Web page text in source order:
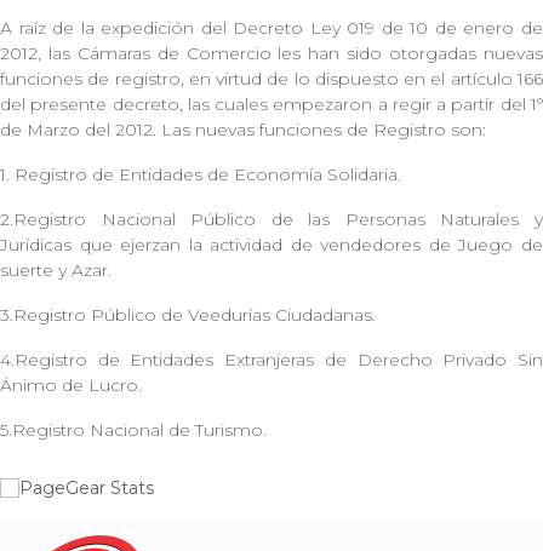
A raíz de la expedición del Decreto Ley 019 de 10 de enero de
2012, las Cámaras de Comercio les han sido otorgadas nuevas
funciones de registro, en virtud de lo dispuesto en el artículo 166
del presente decreto, las cuales empezaron a regir a partir del 1º
de Marzo del 2012. Las nuevas funciones de Registro son:
1. Registro de Entidades de Economía Solidaria.
2.Registro Nacional Público de las Personas Naturales y
Jurídicas que ejerzan la actividad de vendedores de Juego de
suerte y Azar.
3.Registro Público de Veedurías Ciudadanas.
4.Registro de Entidades Extranjeras de Derecho Privado Sin
Ánimo de Lucro.
5.Registro Nacional de Turismo.